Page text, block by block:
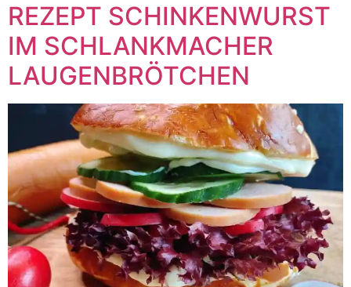
REZEPT SCHINKENWURST
IM SCHLANKMACHER
LAUGENBRÖTCHEN